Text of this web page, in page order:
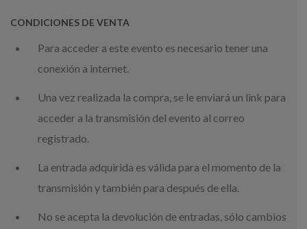
CONDICIONES DE VENTA
Para acceder a este evento es necesario tener una
conexión a internet.
Una vez realizada la compra, se le enviará un link para
acceder a la transmisión del evento al correo
registrado.
La entrada adquirida es válida para el momento de la
transmisión y también para después de ella.
No se acepta la devolución de entradas, sólo cambios